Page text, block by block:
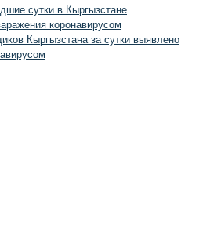
сутки в Кыргызстане
коронавирусом
Кыргызстана за сутки выявлено